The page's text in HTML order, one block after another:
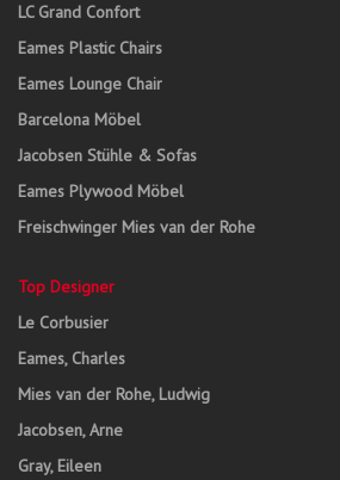
LC Grand Confort
Eames Plastic Chairs
Eames Lounge Chair
Barcelona Möbel
Jacobsen Stühle & Sofas
Eames Plywood Möbel
Freischwinger Mies van der Rohe
Top Designer
Le Corbusier
Eames, Charles
Mies van der Rohe, Ludwig
Jacobsen, Arne
Gray, Eileen